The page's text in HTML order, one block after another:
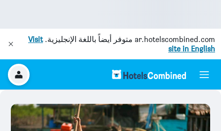
ar.hotelscombined.com متوفر أيضاً باللغة الإنجليزية.Visit
site in English